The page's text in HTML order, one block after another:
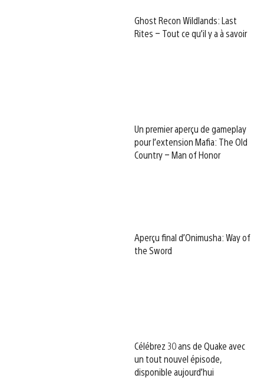
Ghost Recon Wildlands: Last
Rites – Tout ce qu’il y a à savoir
Un premier aperçu de gameplay
pour l’extension Mafia: The Old
Country – Man of Honor
Aperçu final d’Onimusha: Way of
the Sword
Célébrez 30 ans de Quake avec
un tout nouvel épisode,
disponible aujourd’hui